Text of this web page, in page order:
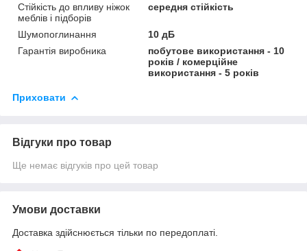
Стійкість до впливу ніжок
меблів і підборів
середня стійкість
Шумопоглинання
10 дБ
Гарантія виробника
побутове використання - 10
років / комерційне
використання - 5 років
Приховати
Відгуки про товар
Ще немає відгуків про цей товар
Умови доставки
Доставка здійснюється тільки по передоплаті.